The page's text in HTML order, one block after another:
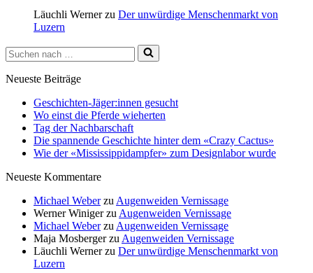
Läuchli Wernerzu Der unwürdige Menschenmarkt von
Luzern
Suchen
nach …
Neueste Beiträge
Geschichten-Jäger:innen gesucht
Wo einst die Pferde wieherten
Tag der Nachbarschaft
Die spannende Geschichte hinter dem «Crazy Cactus»
Wie der «Mississippidampfer» zum Designlabor wurde
Neueste Kommentare
Michael Weberzu Augenweiden Vernissage
Werner Winigerzu Augenweiden Vernissage
Michael Weberzu Augenweiden Vernissage
Maja Mosbergerzu Augenweiden Vernissage
Läuchli Wernerzu Der unwürdige Menschenmarkt von
Luzern